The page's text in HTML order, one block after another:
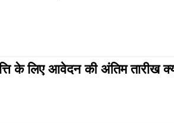
के लिए आवेदन की अंतिम तारीख